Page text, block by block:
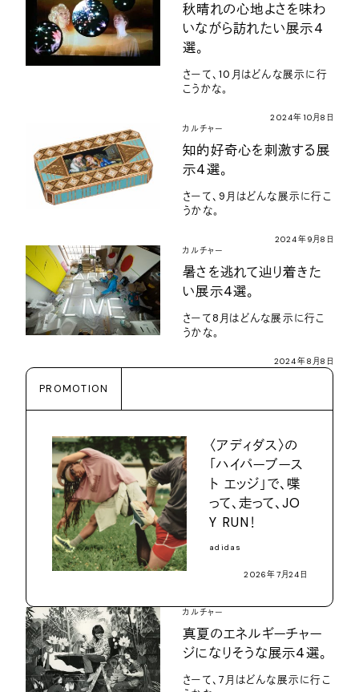
秋晴れの心地よさを味わ
いながら訪れたい展示4
選。
さーて、10月はどんな展示に行
こうかな。
2024年10月8日
カルチャー
知的好奇心を刺激する展
示4選。
さーて、9月はどんな展示に行こ
うかな。
2024年9月8日
カルチャー
暑さを逃れて辿り着きた
い展示4選。
さーて8月はどんな展示に行こ
うかな。
2024年8月8日
PROMOTION
〈アディダス〉の
「ハイパーブース
ト エッジ」で、喋
って、走って、JO
Y RUN！
adidas
2026年7月24日
カルチャー
真夏のエネルギーチャー
ジになりそうな展示4選。
さーて、7月はどんな展示に行こ